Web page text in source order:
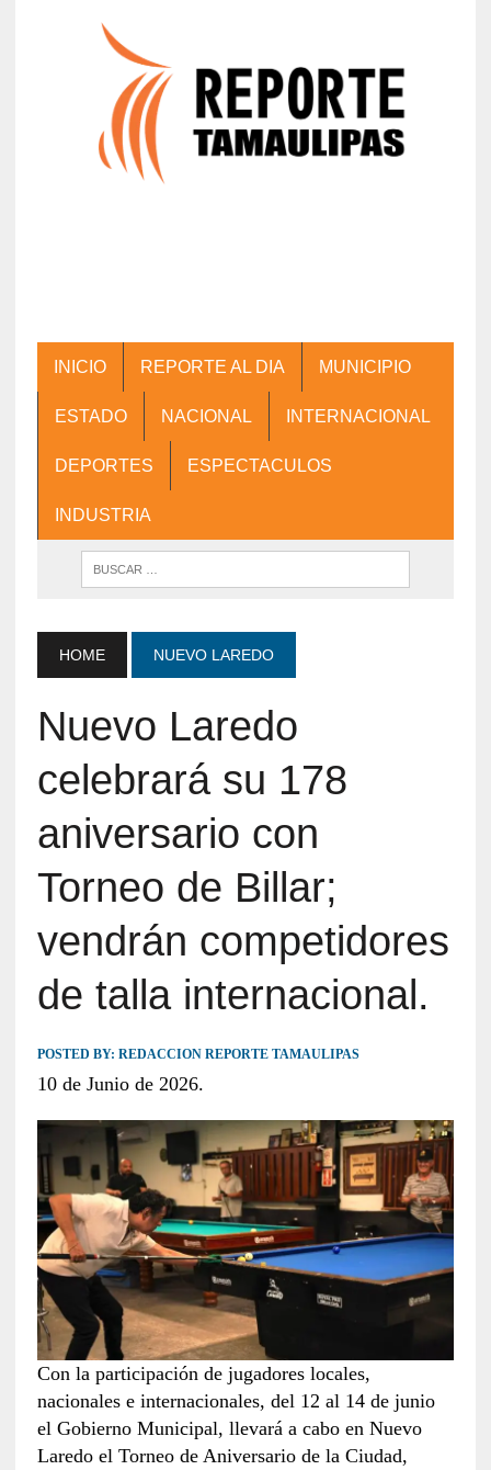
INICIO REPORTE AL DIA MUNICIPIO
ESTADO NACIONAL INTERNACIONAL
DEPORTES ESPECTACULOS
INDUSTRIA
HOME NUEVO LAREDO
Nuevo Laredo
celebrará su 178
aniversario con
Torneo de Billar;
vendrán competidores
de talla internacional.
POSTED BY: REDACCION REPORTE TAMAULIPAS
10 de Junio de 2026.
Con la participación de jugadores locales,
nacionales e internacionales, del 12 al 14 de junio
el Gobierno Municipal, llevará a cabo en Nuevo
Laredo el Torneo de Aniversario de la Ciudad,